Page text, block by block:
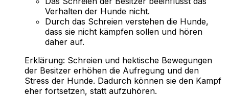
Verhalten der Hunde nicht.
Durch das Schreien verstehen die Hunde,
dass sie nicht kämpfen sollen und hören
daher auf.
Erklärung: Schreien und hektische Bewegungen
der Besitzer erhöhen die Aufregung und den
Stress der Hunde. Dadurch können sie den Kampf
eher fortsetzen, statt aufzuhören.